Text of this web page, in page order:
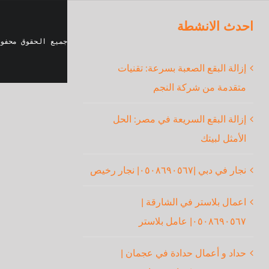
احدث الانشطة
إزالة البقع الصعبة بسرعة: تقنيات
متقدمة من شركة النجم
إزالة البقع السريعة في مصر: الحل
الأمثل لبيتك
نجار في دبي |٠٥٠٨٦٩٠٥٦٧| نجار رخيص
اعمال بلاستر في الشارقة |
٠٥٠٨٦٩٠٥٦٧| عامل بلاستر
حداد و أعمال حدادة في عجمان |
جميع الحقوق